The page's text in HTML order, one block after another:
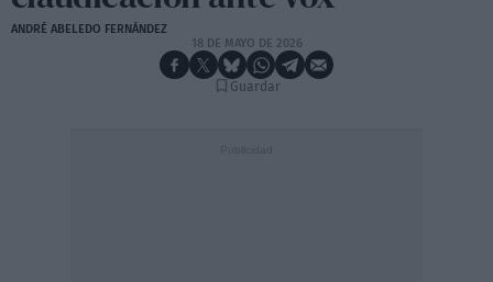
ANDRÉ ABELEDO FERNÁNDEZ
18 DE MAYO DE 2026
Guardar